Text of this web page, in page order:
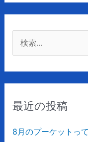
:最近の投稿
8月のプーケットっ